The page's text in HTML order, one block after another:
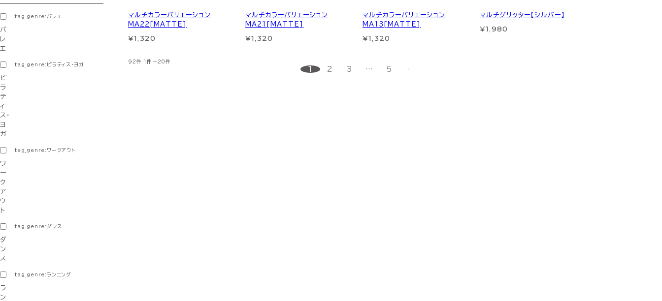
tag_genre:バレエ
バ
レ
エ
tag_genre:ピラティス・ヨガ
ピ
ラ
テ
ィ
ス・
ヨ
ガ
tag_genre:ワークアウト
ワ
ー
ク
ア
ウ
ト
tag_genre:ダンス
ダ
ン
ス
tag_genre:ランニング
ラ
ン
マルチカラーバリエーション
MA22[MATTE]
¥1,320
マルチカラーバリエーション
MA21[MATTE]
¥1,320
マルチカラーバリエーション
MA13[MATTE]
¥1,320
マルチグリッター【シルバー】
¥1,980
92件 1件～20件
1 2 3 … 5